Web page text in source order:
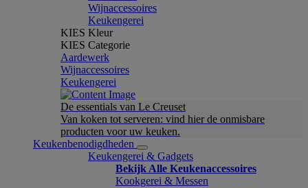
Wijnaccessoires
Keukengerei
KIES Kleur
KIES Categorie
Aardewerk
Wijnaccessoires
Keukengerei
De essentials van Le Creuset
Van koken tot serveren: vind hier de onmisbare
producten voor uw keuken.
Keukenbenodigdheden
Keukengerei & Gadgets
Bekijk Alle Keukenaccessoires
Kookgerei & Messen